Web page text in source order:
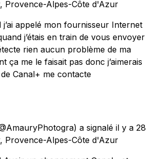
Provence-Alpes-Côte d'Azur
appelé mon fournisseur Internet
j’étais en train de vous envoyer
rien aucun problème de ma
ça me le faisait pas donc j’aimerais
Canal+ me contacte
a signalé il y a 28
Provence-Alpes-Côte d'Azur